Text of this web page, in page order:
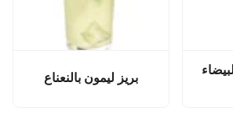
بريز ليمون بالنعناع